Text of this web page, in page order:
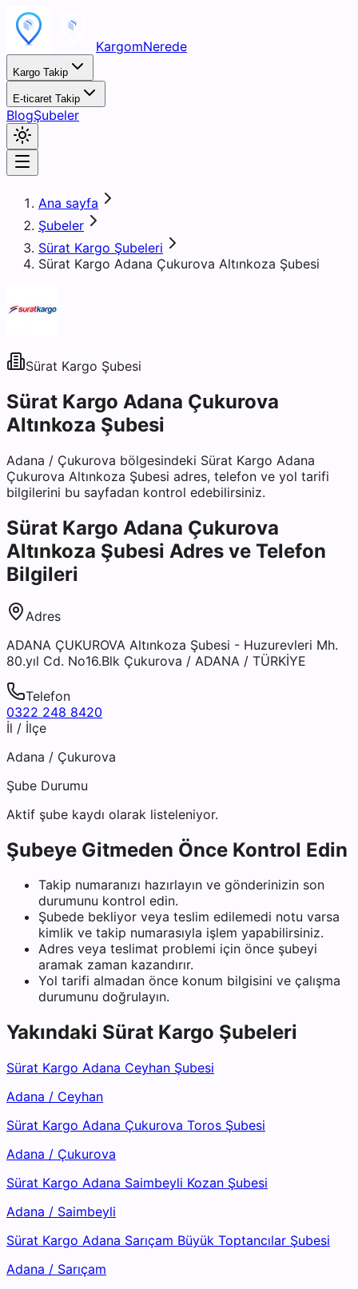
KargomNerede
Kargo Takip
E-ticaret Takip
BlogŞubeler
Ana sayfa
Şubeler
Sürat Kargo Şubeleri
Sürat Kargo Adana Çukurova Altınkoza Şubesi
Sürat Kargo Şubesi
Sürat Kargo Adana Çukurova
Altınkoza Şubesi
Adana / Çukurova bölgesindeki Sürat Kargo Adana
Çukurova Altınkoza Şubesi adres, telefon ve yol tarifi
bilgilerini bu sayfadan kontrol edebilirsiniz.
Sürat Kargo Adana Çukurova
Altınkoza Şubesi Adres ve Telefon
Bilgileri
Adres
ADANA ÇUKUROVA Altınkoza Şubesi - Huzurevleri Mh.
80.yıl Cd. No16.Blk Çukurova / ADANA / TÜRKİYE
Telefon
0322 248 8420
İl / İlçe
Adana / Çukurova
Şube Durumu
Aktif şube kaydı olarak listeleniyor.
Şubeye Gitmeden Önce Kontrol Edin
Takip numaranızı hazırlayın ve gönderinizin son
durumunu kontrol edin.
Şubede bekliyor veya teslim edilemedi notu varsa
kimlik ve takip numarasıyla işlem yapabilirsiniz.
Adres veya teslimat problemi için önce şubeyi
aramak zaman kazandırır.
Yol tarifi almadan önce konum bilgisini ve çalışma
durumunu doğrulayın.
Yakındaki Sürat Kargo Şubeleri
Sürat Kargo Adana Ceyhan Şubesi
Adana / Ceyhan
Sürat Kargo Adana Çukurova Toros Şubesi
Adana / Çukurova
Sürat Kargo Adana Saimbeyli Kozan Şubesi
Adana / Saimbeyli
Sürat Kargo Adana Sarıçam Büyük Toptancılar Şubesi
Adana / Sarıçam